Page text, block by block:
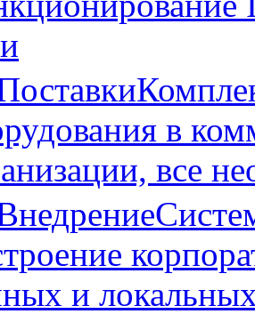
в
все
и